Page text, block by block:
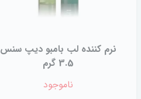
نرم کننده لب بامبو دیپ سنس
3.5 گرم
ناموجود